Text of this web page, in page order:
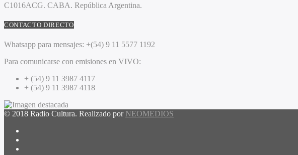
C1016ACG. CABA. República Argentina.
CONTACTO DIRECTO
Whatsapp para mensajes: +(54) 9 11 5577 1192
Para comunicarse con emisiones en VIVO:
+ (54) 9 11 3987 4117
+ (54) 9 11 3987 4118
© 2018 Radio Cultura. Realizado por NEOMEDIOS